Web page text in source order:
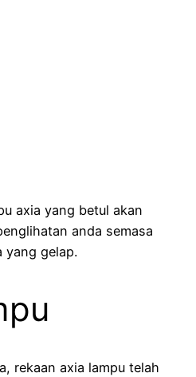
axia yang betul akan
anda semasa
yang gelap.
rekaan axia lampu telah